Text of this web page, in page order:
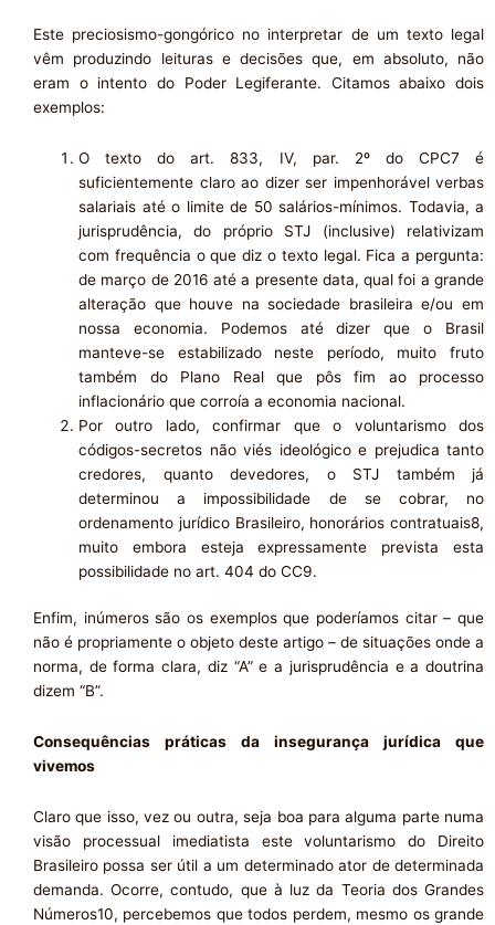
Este preciosismo-gongórico no interpretar de um texto legal
vêm produzindo leituras e decisões que, em absoluto, não
eram o intento do Poder Legiferante. Citamos abaixo dois
exemplos:
O texto do art. 833, IV, par. 2º do CPC7 é
suficientemente claro ao dizer ser impenhorável verbas
salariais até o limite de 50 salários-mínimos. Todavia, a
jurisprudência, do próprio STJ (inclusive) relativizam
com frequência o que diz o texto legal. Fica a pergunta:
de março de 2016 até a presente data, qual foi a grande
alteração que houve na sociedade brasileira e/ou em
nossa economia. Podemos até dizer que o Brasil
manteve-se estabilizado neste período, muito fruto
também do Plano Real que pôs fim ao processo
inflacionário que corroía a economia nacional.
Por outro lado, confirmar que o voluntarismo dos
códigos-secretos não viés ideológico e prejudica tanto
credores, quanto devedores, o STJ também já
determinou a impossibilidade de se cobrar, no
ordenamento jurídico Brasileiro, honorários contratuais8,
muito embora esteja expressamente prevista esta
possibilidade no art. 404 do CC9.
Enfim, inúmeros são os exemplos que poderíamos citar – que
não é propriamente o objeto deste artigo – de situações onde a
norma, de forma clara, diz “A” e a jurisprudência e a doutrina
dizem “B”.
Consequências práticas da insegurança jurídica que
vivemos
Claro que isso, vez ou outra, seja boa para alguma parte numa
visão processual imediatista este voluntarismo do Direito
Brasileiro possa ser útil a um determinado ator de determinada
demanda. Ocorre, contudo, que à luz da Teoria dos Grandes
Números10, percebemos que todos perdem, mesmo os grande